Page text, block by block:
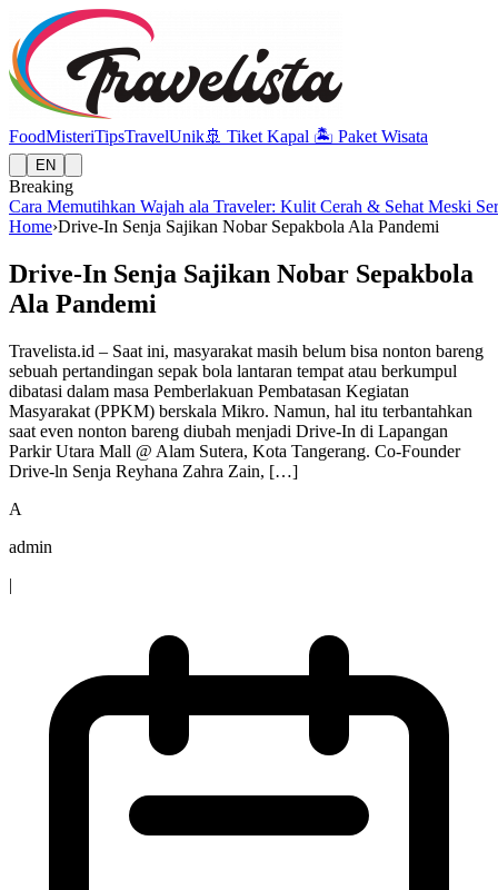
FoodMisteriTipsTravelUnik🚢 Tiket Kapal 🏝️ Paket Wisata
EN
Breaking
Cara Memutihkan Wajah ala Traveler: Kulit Cerah & Sehat Meski
Home›Drive-In Senja Sajikan Nobar Sepakbola Ala Pandemi
Drive-In Senja Sajikan Nobar Sepakbola
Ala Pandemi
Travelista.id – Saat ini, masyarakat masih belum bisa nonton bareng
sebuah pertandingan sepak bola lantaran tempat atau berkumpul
dibatasi dalam masa Pemberlakuan Pembatasan Kegiatan
Masyarakat (PPKM) berskala Mikro. Namun, hal itu terbantahkan
saat even nonton bareng diubah menjadi Drive-In di Lapangan
Parkir Utara Mall @ Alam Sutera, Kota Tangerang. Co-Founder
Drive-ln Senja Reyhana Zahra Zain, […]
A
admin
|